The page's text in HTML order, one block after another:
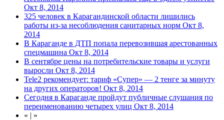
Окт 8, 2014
325 человек в Карагандинской области лишились
работы из-за несоблюдения санитарных норм Окт 8,
2014
В Караганде в ДТП попала перевозившая арестованных
спецмашина Окт 8, 2014
В сентябре цены на потребительские товары и услуги
выросли Окт 8, 2014
Tele2 рекомендует: тариф «Супер» — 2 тенге за минуту
на других операторов! Окт 8, 2014
Сегодня в Караганде пройдут публичные слушания по
переименованию четырех улиц Окт 8, 2014
« | »